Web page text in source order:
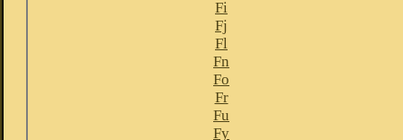
Fi
Fj
Fl
Fn
Fo
Fr
Fu
Fy